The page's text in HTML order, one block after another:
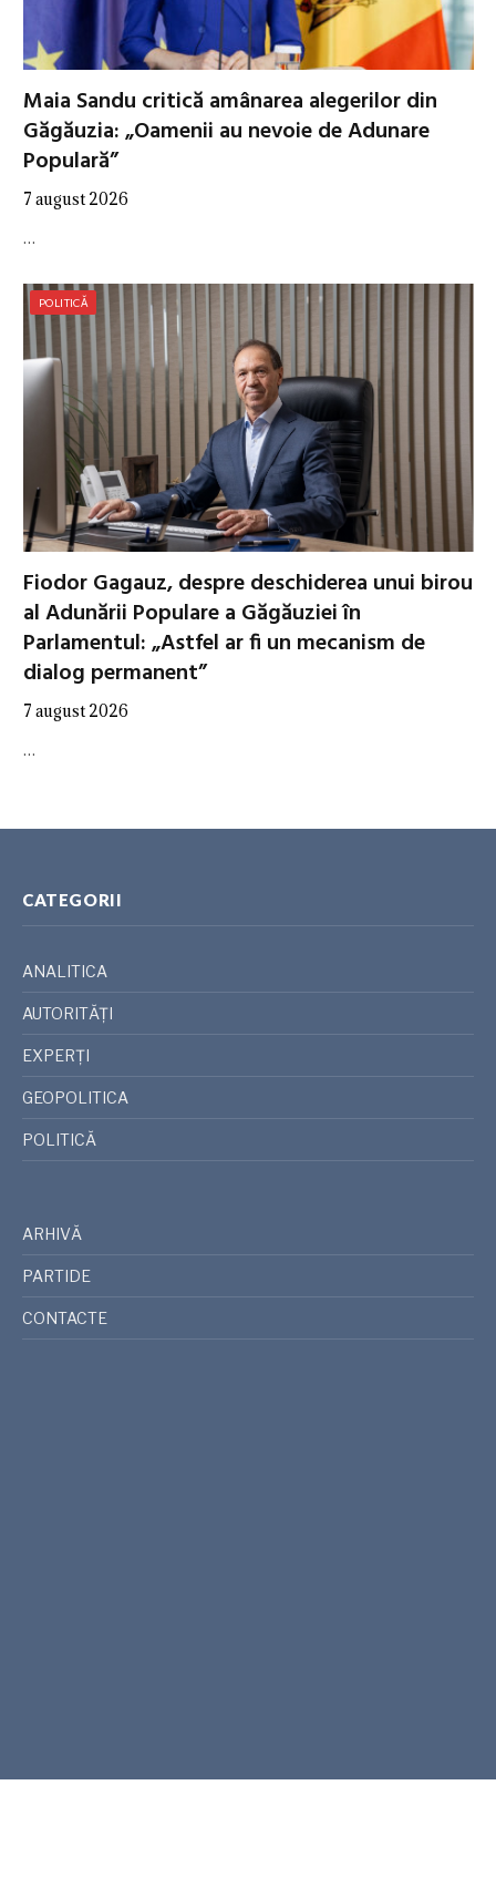
Maia Sandu critică amânarea alegerilor din
Găgăuzia: „Oamenii au nevoie de Adunare
Populară”
7 august 2026
…
POLITICĂ
Fiodor Gagauz, despre deschiderea unui birou
al Adunării Populare a Găgăuziei în
Parlamentul: „Astfel ar fi un mecanism de
dialog permanent”
7 august 2026
…
CATEGORII
ANALITICA
AUTORITĂȚI
EXPERȚI
GEOPOLITICA
POLITICĂ
ARHIVĂ
PARTIDE
CONTACTE